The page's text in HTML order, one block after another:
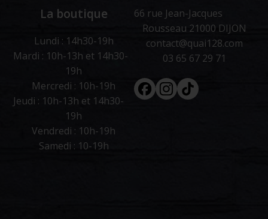
La boutique
Lundi : 14h30-19h
Mardi : 10h-13h et 14h30-
19h
Mercredi : 10h-19h
Jeudi : 10h-13h et 14h30-
19h
Vendredi : 10h-19h
Samedi : 10-19h
66 rue Jean-Jacques
Rousseau 21000 DIJON
contact@quai128.com
03 65 67 29 71
FacebookInstagram
Tiktok